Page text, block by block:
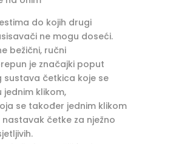
do kojih drugi
ne mogu doseći.
bežični, ručni
je značajki poput
sustava četkica koje se
klikom,
se također jednim klikom
četke za nježno